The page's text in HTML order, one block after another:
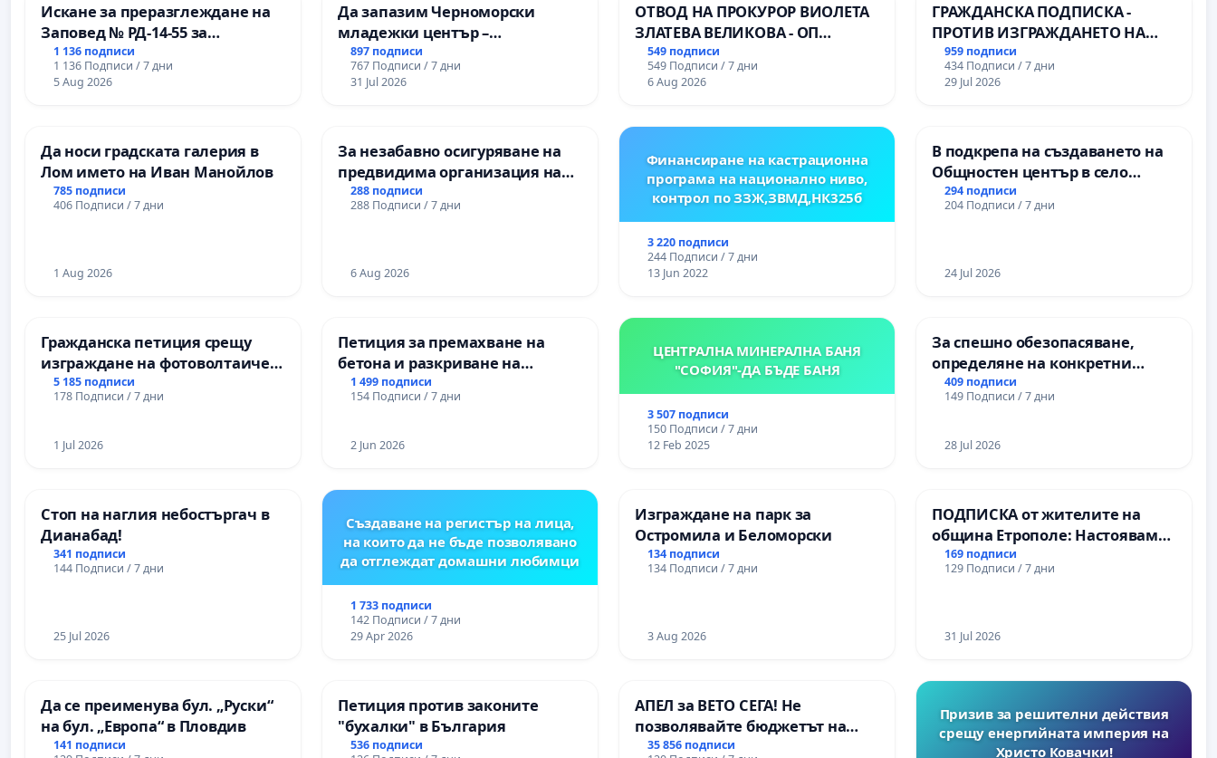
Искане за преразглеждане на
Заповед № РД-14-55 за
вливането на
Професионалната гимназия по
промишлени технологии в
Пазарджик
1 136 подписи
1 136 Подписи / 7 дни
5 Aug 2026
Да запазим Черноморски
младежки център –
пространство за младите на
Варна
897 подписи
767 Подписи / 7 дни
31 Jul 2026
ОТВОД НА ПРОКУРОР ВИОЛЕТА
ЗЛАТЕВА ВЕЛИКОВА - ОП
ДОБРИЧ
549 подписи
549 Подписи / 7 дни
6 Aug 2026
ГРАЖДАНСКА ПОДПИСКА -
ПРОТИВ ИЗГРАЖДАНЕТО НА
ВЪЖЕНА ЛИНИЯ (ЛИФТ) НА
ТЕРИТОРИЯТА НА ПРИРОДНА
ЗАБЕЛЕЖИТЕЛНОСТ „ХЪЛМ НА
959 подписи
434 Подписи / 7 дни
29 Jul 2026
Да носи градската галерия в
Лом името на Иван Манойлов
785 подписи
406 Подписи / 7 дни
1 Aug 2026
За незабавно осигуряване на
предвидима организация на
учебния процес и гарантиране
на правото на равнопоставено
Александър I“ и Хуманитарна
288 подписи
288 Подписи / 7 дни
6 Aug 2026
Финансиране на кастрационна
програма на национално ниво,
контрол по ЗЗЖ,ЗВМД,НК325б
3 220 подписи
244 Подписи / 7 дни
13 Jun 2022
В подкрепа на създаването на
Общностен център в село
Църква
294 подписи
204 Подписи / 7 дни
24 Jul 2026
Гражданска петиция срещу
изграждане на фотоволтаичен
парк в с.Прибой, общ. Радомир
5 185 подписи
178 Подписи / 7 дни
1 Jul 2026
Петиция за премахване на
бетона и разкриване на
античното сърце на
Могиланската могила във
1 499 подписи
154 Подписи / 7 дни
2 Jun 2026
ЦЕНТРАЛНА МИНЕРАЛНА БАНЯ
"СОФИЯ"-ДА БЪДЕ БАНЯ
3 507 подписи
150 Подписи / 7 дни
12 Feb 2025
За спешно обезопасяване,
определяне на конкретни
срокове и извършване на
цялостна рехабилитация на
пътен възел АМ „Тракия“ - гр.
409 подписи
149 Подписи / 7 дни
28 Jul 2026
Стоп на наглия небостъргач в
Дианабад!
341 подписи
144 Подписи / 7 дни
25 Jul 2026
Създаване на регистър на лица,
на които да не бъде позволявано
да отглеждат домашни любимци
1 733 подписи
142 Подписи / 7 дни
29 Apr 2026
Изграждане на парк за
Остромила и Беломорски
134 подписи
134 Подписи / 7 дни
3 Aug 2026
ПОДПИСКА от жителите на
община Етрополе: Настояваме
за ясни гаранции от “Елаците-
МЕД” АД и от държавата, че ще
169 подписи
129 Подписи / 7 дни
31 Jul 2026
Да се преименува бул. „Руски“
на бул. „Европа“ в Пловдив
141 подписи
Петиция против законите
"бухалки" в България
536 подписи
АПЕЛ за ВЕТО СЕГА! Не
позволявайте бюджетът на
Радев да открадне парите и
35 856 подписи
Призив за решителни действия
срещу енергийната империя на
Христо Ковачки!